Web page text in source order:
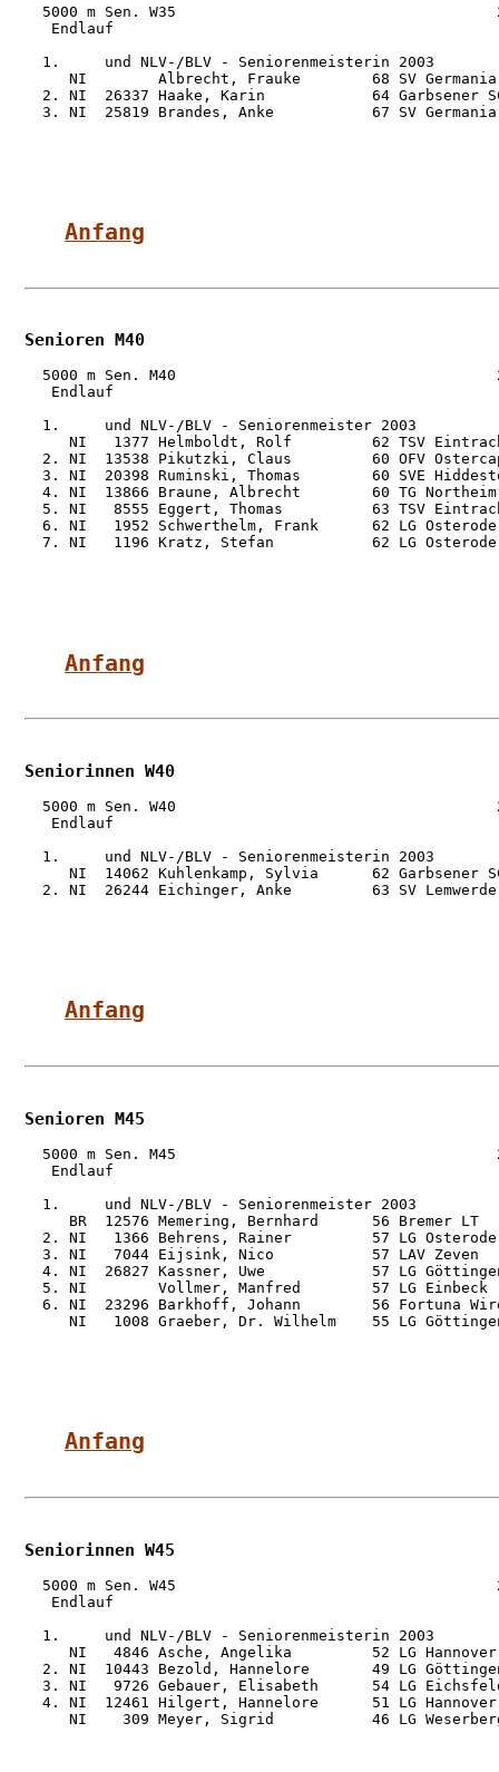
5000 m Sen. W35
   Endlauf
  1.     und NLV-/BLV - Seniorenmeisterin 2003
NI        Albrecht, Frauke        68 SV
2. NI  26337 Haake, Karin            64 Garbsener
3. NI  25819 Brandes, Anke           67 SV
Anfang
Senioren M40
5000 m Sen. M40
   Endlauf
  1.     und NLV-/BLV - Seniorenmeister 2003
NI   1377 Helmboldt, Rolf         62 TSV
2. NI  13538 Pikutzki, Claus         60 OFV
3. NI  20398 Ruminski, Thomas        60 SVE
4. NI  13866 Braune, Albrecht        60 TG
5. NI   8555 Eggert, Thomas          63 TSV
6. NI   1952 Schwerthelm, Frank      62 LG
7. NI   1196 Kratz, Stefan           62 LG
Anfang
Seniorinnen W40
5000 m Sen. W40
   Endlauf
  1.     und NLV-/BLV - Seniorenmeisterin 2003
NI  14062 Kuhlenkamp, Sylvia      62 Garbsener
2. NI  26244 Eichinger, Anke         63 SV
Anfang
Senioren M45
5000 m Sen. M45
   Endlauf
  1.     und NLV-/BLV - Seniorenmeister 2003
BR  12576 Memering, Bernhard      56 Bremer LT
2. NI   1366 Behrens, Rainer         57 LG
3. NI   7044 Eijsink, Nico           57 LAV Zeven
4. NI  26827 Kassner, Uwe            57 LG
5. NI        Vollmer, Manfred        57 LG Einbeck
6. NI  23296 Barkhoff, Johann        56 Fortuna
NI   1008 Graeber, Dr. Wilhelm    55 LG
Anfang
Seniorinnen W45
5000 m Sen. W45
   Endlauf
  1.     und NLV-/BLV - Seniorenmeisterin 2003
NI   4846 Asche, Angelika         52 LG
2. NI  10443 Bezold, Hannelore       49 LG
3. NI   9726 Gebauer, Elisabeth      54 LG
4. NI  12461 Hilgert, Hannelore      51 LG
NI    309 Meyer, Sigrid           46 LG